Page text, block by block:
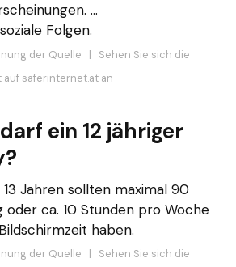
...
Folgen.
der Quelle | Sehen Sie sich die
saferinternet.at an
ein 12 jähriger
13 Jahren sollten maximal 90
oder ca. 10 Stunden pro Woche
haben.
der Quelle | Sehen Sie sich die